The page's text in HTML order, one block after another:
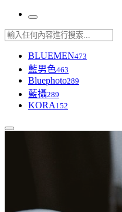
BLUEMEN473
藍男色463
Bluephoto289
藍攝289
KORA 152